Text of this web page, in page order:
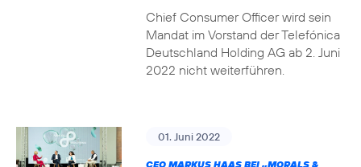
Chief Consumer Officer wird sein
Mandat im Vorstand der Telefónica
Deutschland Holding AG ab 2. Juni
2022 nicht weiterführen.
01. Juni 2022
CEO MARKUS HAAS BEI „MORALS &